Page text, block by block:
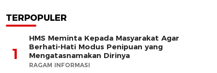
TERPOPULER
1
HMS Meminta Kepada Masyarakat Agar
Berhati-Hati Modus Penipuan yang
Mengatasnamakan Dirinya
RAGAM INFORMASI